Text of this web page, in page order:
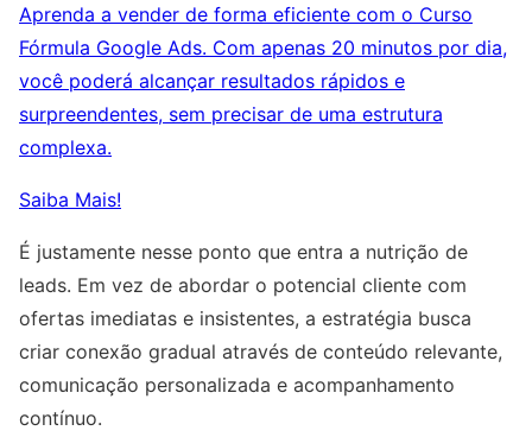
Aprenda a vender de forma eficiente com o Curso
Fórmula Google Ads. Com apenas 20 minutos por dia,
você poderá alcançar resultados rápidos e
surpreendentes, sem precisar de uma estrutura
complexa.
Saiba Mais!
É justamente nesse ponto que entra a nutrição de
leads. Em vez de abordar o potencial cliente com
ofertas imediatas e insistentes, a estratégia busca
criar conexão gradual através de conteúdo relevante,
comunicação personalizada e acompanhamento
contínuo.